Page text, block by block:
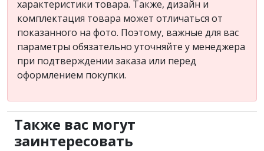
характеристики товара. Также, дизайн и
комплектация товара может отличаться от
показанного на фото. Поэтому, важные для вас
параметры обязательно уточняйте у менеджера
при подтверждении заказа или перед
оформлением покупки.
Также вас могут
заинтересовать